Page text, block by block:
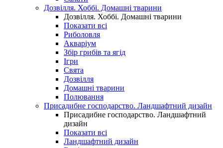
Дозвілля. Хоббі. Домашні тварини
Дозвілля. Хоббі. Домашні тварини
Показати всі
Риболовля
Акваріум
Збір грибів та ягід
Ігри
Свята
Дозвілля
Домашні тварини
Полювання
Присадибне господарство. Ландшафтний дизайн
Присадибне господарство. Ландшафтний
дизайн
Показати всі
Ландшафтний дизайн